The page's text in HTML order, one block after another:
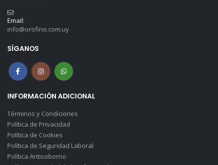
Email:
info@orofino.com.uy
SÍGANOS
INFORMACIÓN ADICIONAL
Términos y Condiciones
Política de Privacidad
Política de Cookies
Política de Seguridad Laboral
Política Antisoborno